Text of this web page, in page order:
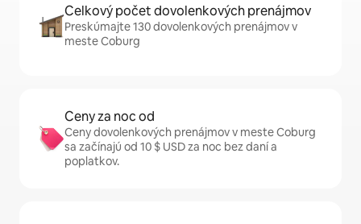
Celkový počet dovolenkových prenájmov
Preskúmajte 130 dovolenkových prenájmov v
meste Coburg
Ceny za noc od
Ceny dovolenkových prenájmov v meste Coburg
sa začínajú od 10 $ USD za noc bez daní a
poplatkov.